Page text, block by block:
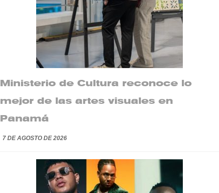
Ministerio de Cultura reconoce lo
mejor de las artes visuales en
Panamá
7 DE AGOSTO DE 2026